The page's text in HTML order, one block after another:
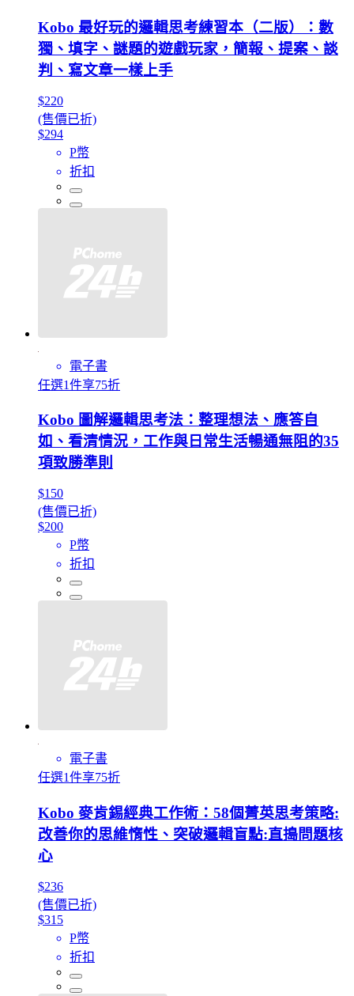
Kobo 最好玩的邏輯思考練習本（二版）：數
獨、填字、謎題的遊戲玩家，簡報、提案、談
判、寫文章一樣上手
$220
(售價已折)
$294
P幣
折扣
電子書
任選1件享75折
Kobo 圖解邏輯思考法：整理想法、應答自
如、看清情況，工作與日常生活暢通無阻的35
項致勝準則
$150
(售價已折)
$200
P幣
折扣
電子書
任選1件享75折
Kobo 麥肯錫經典工作術：58個菁英思考策略:
改善你的思維惰性、突破邏輯盲點:直搗問題核
心
$236
(售價已折)
$315
P幣
折扣